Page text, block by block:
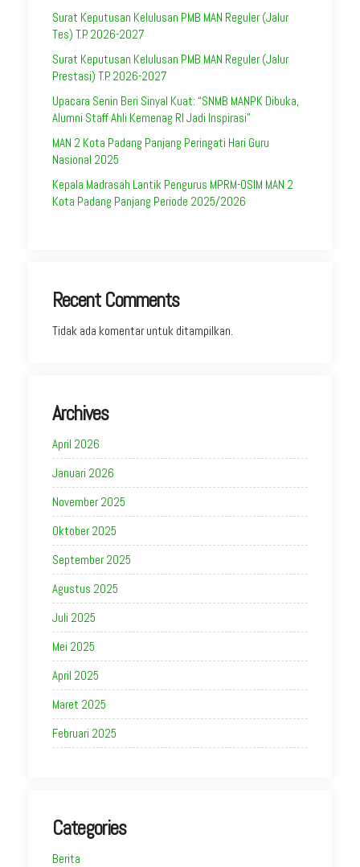
Surat Keputusan Kelulusan PMB MAN Reguler (Jalur
Tes) T.P. 2026-2027
Surat Keputusan Kelulusan PMB MAN Reguler (Jalur
Prestasi) T.P. 2026-2027
Upacara Senin Beri Sinyal Kuat: “SNMB MANPK Dibuka,
Alumni Staff Ahli Kemenag RI Jadi Inspirasi”
MAN 2 Kota Padang Panjang Peringati Hari Guru
Nasional 2025
Kepala Madrasah Lantik Pengurus MPRM-OSIM MAN 2
Kota Padang Panjang Periode 2025/2026
Recent Comments
Tidak ada komentar untuk ditampilkan.
Archives
April 2026
Januari 2026
November 2025
Oktober 2025
September 2025
Agustus 2025
Juli 2025
Mei 2025
April 2025
Maret 2025
Februari 2025
Categories
Berita